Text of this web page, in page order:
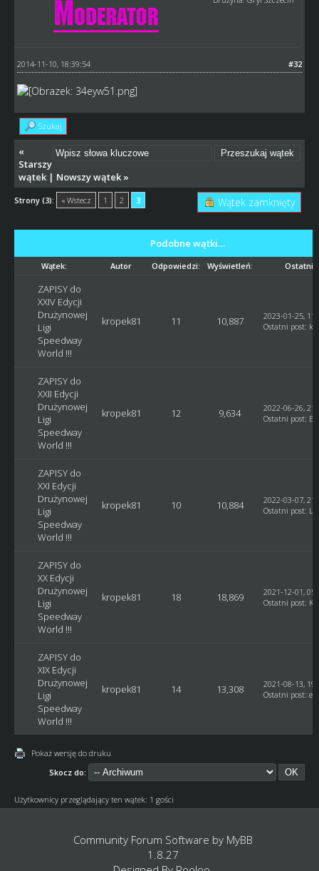
#32
2014-11-10, 18:39:54
Szukaj
«
Starszy
wątek| Nowszy wątek»
Strony (3): « Wstecz 1 2 3 Wątek zamknięty
Podobne wątki…
Wątek: Autor Odpowiedzi: Wyświetleń: Ostatni
ZAPISY do
XXIV Edycji
Drużynowej
Ligi
Speedway
World !!!
kropek81 11 10,887
2023-01-25,
Ostatni post:
ZAPISY do
XXII Edycji
Drużynowej
Ligi
Speedway
World !!!
kropek81 12 9,634
2022-06-26,
Ostatni post:
ZAPISY do
XXI Edycji
Drużynowej
Ligi
Speedway
World !!!
kropek81 10 10,884
2022-03-07,
Ostatni post:
ZAPISY do
XX Edycji
Drużynowej
Ligi
Speedway
World !!!
kropek81 18 18,869
2021-12-01,
Ostatni post:
ZAPISY do
XIX Edycji
Drużynowej
Ligi
Speedway
World !!!
kropek81 14 13,308
2021-08-13,
Ostatni post:
Pokaż wersję do druku
Skocz do:
Użytkownicy przeglądający ten wątek: 1 gości
Community Forum Software by MyBB
1.8.27